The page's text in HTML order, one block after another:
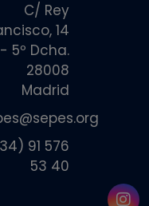
C/ Rey
14
- 5º Dcha.
28008
Madrid
91 576
53 40